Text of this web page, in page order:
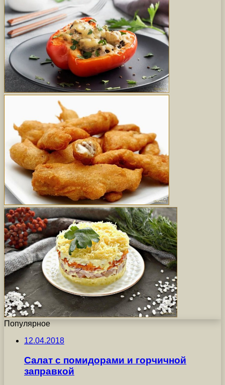
Популярное
12.04.2018
Салат с помидорами и горчичной
заправкой